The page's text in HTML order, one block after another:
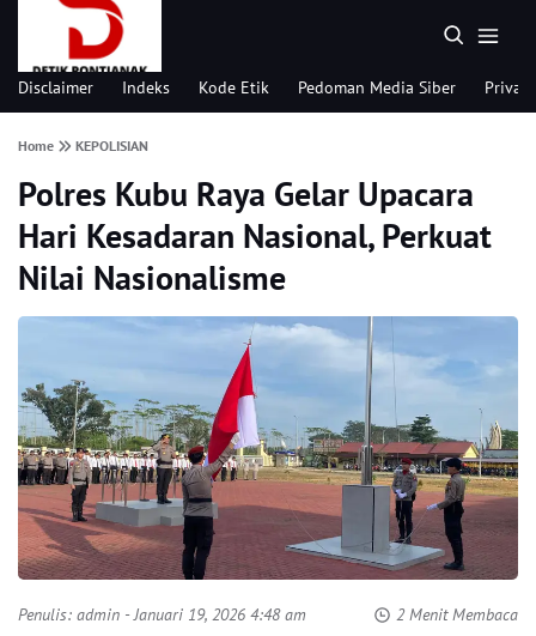
Disclaimer Indeks Kode Etik Pedoman Media Siber
Home KEPOLISIAN
Polres Kubu Raya Gelar Upacara
Hari Kesadaran Nasional, Perkuat
Nilai Nasionalisme
Penulis: admin - Januari 19, 2026 4:48 am 2 Menit Membaca